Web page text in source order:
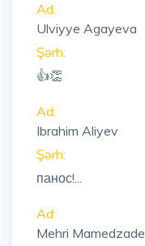
Ad:
Ulviyye Agayeva
Şərh:
👍👏
Ad:
Ibrahim Aliyev
Şərh:
панос!...
Ad:
Mehri Mamedzade